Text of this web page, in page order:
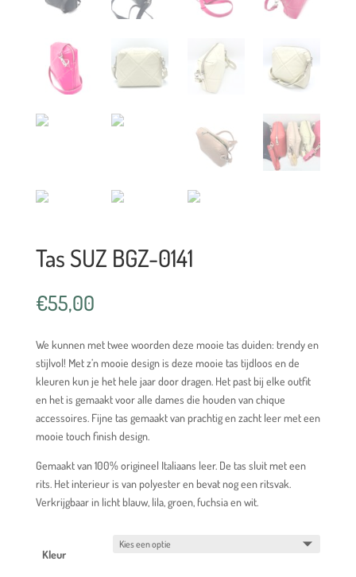
Tas SUZ BGZ-0141
€55,00
We kunnen met twee woorden deze mooie tas duiden: trendy en
stijlvol! Met z’n mooie design is deze mooie tas tijdloos en de
kleuren kun je het hele jaar door dragen. Het past bij elke outfit
en het is gemaakt voor alle dames die houden van chique
accessoires. Fijne tas gemaakt van prachtig en zacht leer met een
mooie touch finish design.
Gemaakt van 100% origineel Italiaans leer. De tas sluit met een
rits. Het interieur is van polyester en bevat nog een ritsvak.
Verkrijgbaar in licht blauw, lila, groen, fuchsia en wit.
Kleur